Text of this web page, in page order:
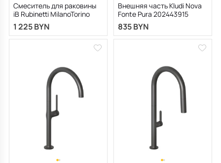
Смеситель для раковины
iB Rubinetti MilanoTorino
MT202NP, черный матовый
1 225 BYN
Внешняя часть Kludi Nova
Fonte Pura 202443915
встраиваемого смесителя
c изливом, черный
матовый
835 BYN